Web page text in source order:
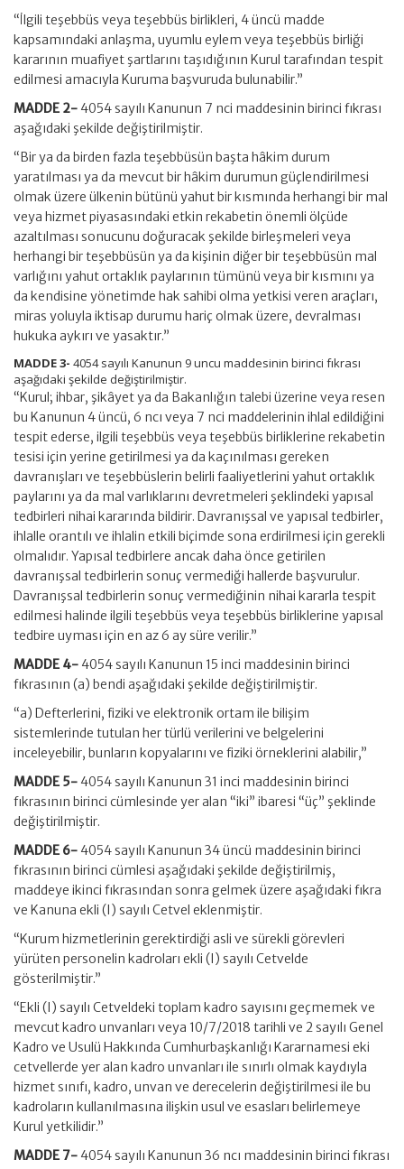
“İlgili teşebbüs veya teşebbüs birlikleri, 4 üncü madde
kapsamındaki anlaşma, uyumlu eylem veya teşebbüs birliği
kararının muafiyet şartlarını taşıdığının Kurul tarafından tespit
edilmesi amacıyla Kuruma başvuruda bulunabilir.”
MADDE 2- 4054 sayılı Kanunun 7 nci maddesinin birinci fıkrası
aşağıdaki şekilde değiştirilmiştir.
“Bir ya da birden fazla teşebbüsün başta hâkim durum
yaratılması ya da mevcut bir hâkim durumun güçlendirilmesi
olmak üzere ülkenin bütünü yahut bir kısmında herhangi bir mal
veya hizmet piyasasındaki etkin rekabetin önemli ölçüde
azaltılması sonucunu doğuracak şekilde birleşmeleri veya
herhangi bir teşebbüsün ya da kişinin diğer bir teşebbüsün mal
varlığını yahut ortaklık paylarının tümünü veya bir kısmını ya
da kendisine yönetimde hak sahibi olma yetkisi veren araçları,
miras yoluyla iktisap durumu hariç olmak üzere, devralması
hukuka aykırı ve yasaktır.”
MADDE 3- 4054 sayılı Kanunun 9 uncu maddesinin birinci fıkrası
aşağıdaki şekilde değiştirilmiştir.
“Kurul; ihbar, şikâyet ya da Bakanlığın talebi üzerine veya resen
bu Kanunun 4 üncü, 6 ncı veya 7 nci maddelerinin ihlal edildiğini
tespit ederse, ilgili teşebbüs veya teşebbüs birliklerine rekabetin
tesisi için yerine getirilmesi ya da kaçınılması gereken
davranışları ve teşebbüslerin belirli faaliyetlerini yahut ortaklık
paylarını ya da mal varlıklarını devretmeleri şeklindeki yapısal
tedbirleri nihai kararında bildirir. Davranışsal ve yapısal tedbirler,
ihlalle orantılı ve ihlalin etkili biçimde sona erdirilmesi için gerekli
olmalıdır. Yapısal tedbirlere ancak daha önce getirilen
davranışsal tedbirlerin sonuç vermediği hallerde başvurulur.
Davranışsal tedbirlerin sonuç vermediğinin nihai kararla tespit
edilmesi halinde ilgili teşebbüs veya teşebbüs birliklerine yapısal
tedbire uyması için en az 6 ay süre verilir.”
MADDE 4- 4054 sayılı Kanunun 15 inci maddesinin birinci
fıkrasının (a) bendi aşağıdaki şekilde değiştirilmiştir.
“a) Defterlerini, fiziki ve elektronik ortam ile bilişim
sistemlerinde tutulan her türlü verilerini ve belgelerini
inceleyebilir, bunların kopyalarını ve fiziki örneklerini alabilir,”
MADDE 5- 4054 sayılı Kanunun 31 inci maddesinin birinci
fıkrasının birinci cümlesinde yer alan “iki” ibaresi “üç” şeklinde
değiştirilmiştir.
MADDE 6- 4054 sayılı Kanunun 34 üncü maddesinin birinci
fıkrasının birinci cümlesi aşağıdaki şekilde değiştirilmiş,
maddeye ikinci fıkrasından sonra gelmek üzere aşağıdaki fıkra
ve Kanuna ekli (I) sayılı Cetvel eklenmiştir.
“Kurum hizmetlerinin gerektirdiği asli ve sürekli görevleri
yürüten personelin kadroları ekli (I) sayılı Cetvelde
gösterilmiştir.”
“Ekli (I) sayılı Cetveldeki toplam kadro sayısını geçmemek ve
mevcut kadro unvanları veya 10/7/2018 tarihli ve 2 sayılı Genel
Kadro ve Usulü Hakkında Cumhurbaşkanlığı Kararnamesi eki
cetvellerde yer alan kadro unvanları ile sınırlı olmak kaydıyla
hizmet sınıfı, kadro, unvan ve derecelerin değiştirilmesi ile bu
kadroların kullanılmasına ilişkin usul ve esasları belirlemeye
Kurul yetkilidir.”
MADDE 7- 4054 sayılı Kanunun 36 ncı maddesinin birinci fıkrası